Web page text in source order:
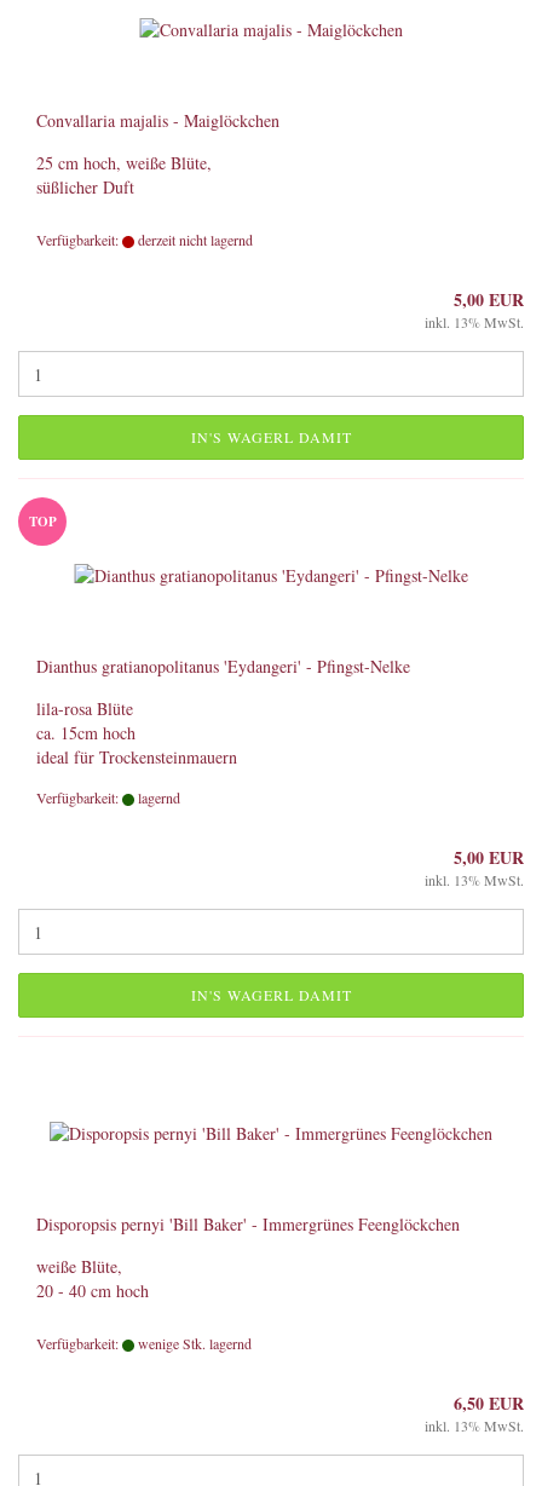
Convallaria majalis - Maiglöckchen
25 cm hoch, weiße Blüte,
süßlicher Duft
Verfügbarkeit: derzeit nicht lagernd
5,00 EUR
inkl. 13% MwSt.
IN'S WAGERL DAMIT
TOP
Dianthus gratianopolitanus 'Eydangeri' - Pfingst-Nelke
lila-rosa Blüte
ca. 15cm hoch
ideal für Trockensteinmauern
Verfügbarkeit: lagernd
5,00 EUR
inkl. 13% MwSt.
IN'S WAGERL DAMIT
Disporopsis pernyi 'Bill Baker' - Immergrünes Feenglöckchen
weiße Blüte,
20 - 40 cm hoch
Verfügbarkeit: wenige Stk. lagernd
6,50 EUR
inkl. 13% MwSt.